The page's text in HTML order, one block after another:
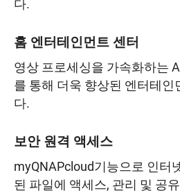
다.
홈 엔터테인먼트 센터
영상 프로세싱을 가속화하는
를 통해 더욱 향상된 엔터테인
다.
보안 원격 액세스
myQNAPcloud기능으로 인터
된 파일에 액세스, 관리 및 공